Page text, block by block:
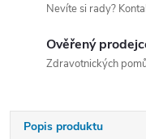
Nevíte si rady?
Ověřený
Zdravotnických
Popis produktu